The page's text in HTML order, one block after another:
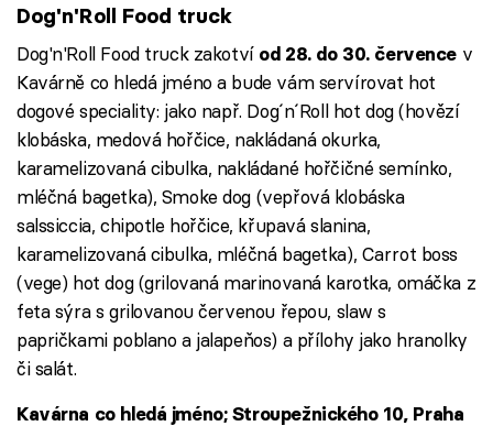
Dog'n'Roll Food truck
Dog'n'Roll Food truck zakotví od 28. do 30. července v
Kavárně co hledá jméno a bude vám servírovat hot
dogové speciality: jako např. Dog´n´Roll hot dog (hovězí
klobáska, medová hořčice, nakládaná okurka,
karamelizovaná cibulka, nakládané hořčičné semínko,
mléčná bagetka), Smoke dog (vepřová klobáska
salssiccia, chipotle hořčice, křupavá slanina,
karamelizovaná cibulka, mléčná bagetka), Carrot boss
(vege) hot dog (grilovaná marinovaná karotka, omáčka z
feta sýra s grilovanou červenou řepou, slaw s
papričkami poblano a jalapeňos) a přílohy jako hranolky
či salát.
Kavárna co hledá jméno; Stroupežnického 10, Praha